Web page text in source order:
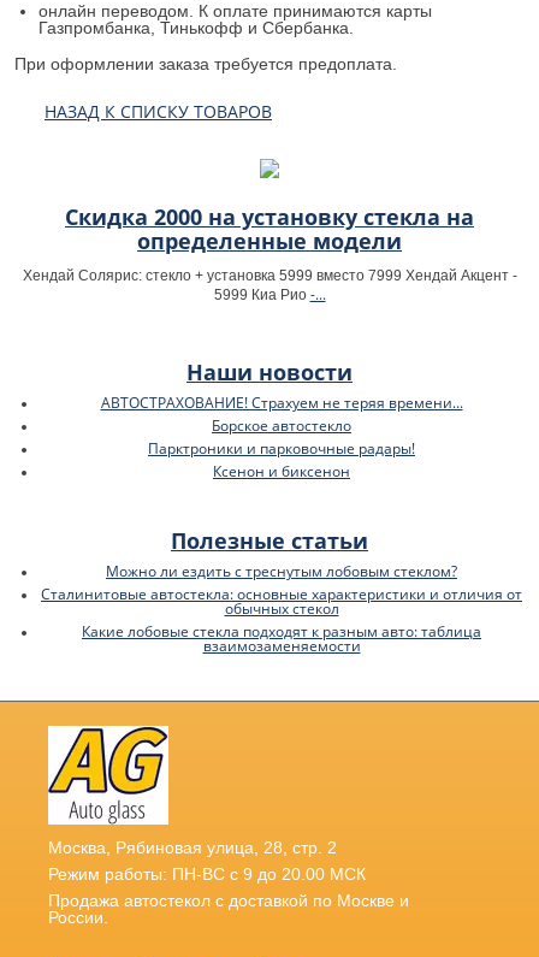
онлайн переводом. К оплате принимаются карты
Газпромбанка, Тинькофф и Сбербанка.
При оформлении заказа требуется предоплата.
НАЗАД К СПИСКУ ТОВАРОВ
Скидка 2000 на установку стекла на
определенные модели
Хендай Солярис: стекло + установка 5999 вместо 7999 Хендай Акцент -
5999 Киа Рио -...
Наши новости
АВТОСТРАХОВАНИЕ! Страхуем не теряя времени...
Борское автостекло
Парктроники и парковочные радары!
Ксенон и биксенон
Полезные статьи
Можно ли ездить с треснутым лобовым стеклом?
Сталинитовые автостекла: основные характеристики и отличия от
обычных стекол
Какие лобовые стекла подходят к разным авто: таблица
взаимозаменяемости
Москва, Рябиновая улица, 28, стр. 2
Режим работы: ПН-ВС с 9 до 20.00 МСК
Продажа автостекол с доставкой по Москве и
России.